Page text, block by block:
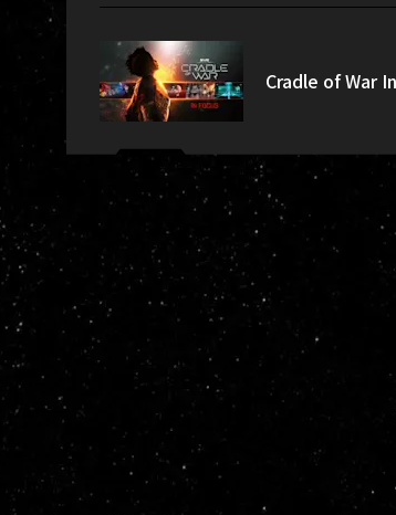
Cradle of War